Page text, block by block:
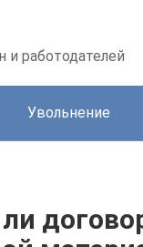
и работодателей
Увольнение